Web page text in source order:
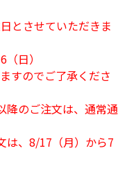
とさせていただきま
日）
すのでご了承くださ
降のご注文は、通常通
は、8/17（月）から7